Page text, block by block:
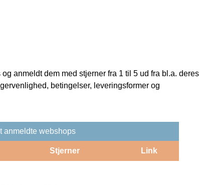
anmeldt dem med stjerner fra 1 til 5 ud fra bl.a. deres
betingelser, leveringsformer og
anmeldte webshops
Stjerner Link